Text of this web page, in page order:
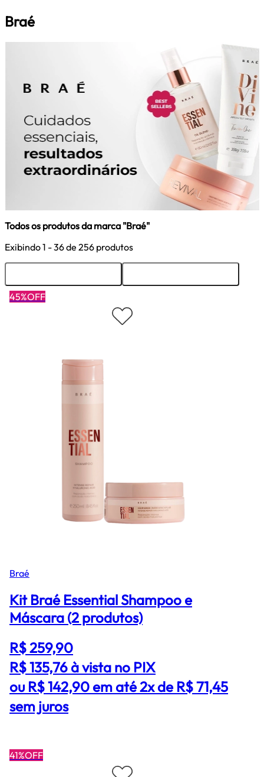
Braé
Todos os produtos da marca "Braé"
Exibindo1 - 36de 256 produtos
45%OFF
Braé
Kit Braé Essential Shampoo e
Máscara (2 produtos)
R$ 259,90
R$ 135,76à vista no PIX
ou R$ 142,90 em até 2x de R$ 71,45
sem juros
41%OFF